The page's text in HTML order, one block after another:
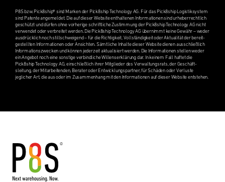
P8S bzw. Pick8ship® sind Marken der Pick8ship Technol­ogy AG. Für das Pick8ship Logis­tiksys­tem
sind Patente angemeldet. Die auf dieser Website enthal­te­nen Infor­ma­tio­nen sind urheber­rechtlich
geschützt und dürfen ohne vorherige schriftliche Zustim­mung der Pick8ship Technol­ogy AG nicht
verwen­det oder verbre­itet werden. Die Pick8ship Technol­ogy AG übern­immt keine Gewähr – weder
ausdrück­lich noch stillschweigend – für die Richtigkeit, Vollständigkeit oder Aktual­ität der bereit­
gestell­ten Infor­ma­tio­nen oder Ansichten. Sämtliche Inhalte dieser Website dienen ausschließlich
Infor­ma­tion­szwecken und können jederzeit aktual­isiert werden. Die Infor­ma­tio­nen stellen weder
ein Angebot noch eine sonstige verbindliche Willenserk­lärung dar. In keinem Fall haftet die
Pick8ship Technol­ogy AG, einschließlich ihrer Mitglieder des Verwal­tungsrats, der Geschäft­
sleitung, der Mitar­bei­t­en­den, Berater oder Entwick­lungspart­ner, für Schäden oder Verluste
jeglicher Art, die aus oder im Zusam­men­hang mit den Infor­ma­tio­nen auf dieser Website entste­hen.